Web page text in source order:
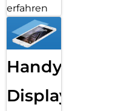
erfahren
Handy
Displayfolie